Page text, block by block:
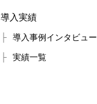
導入実績
導入事例インタビュー
実績一覧